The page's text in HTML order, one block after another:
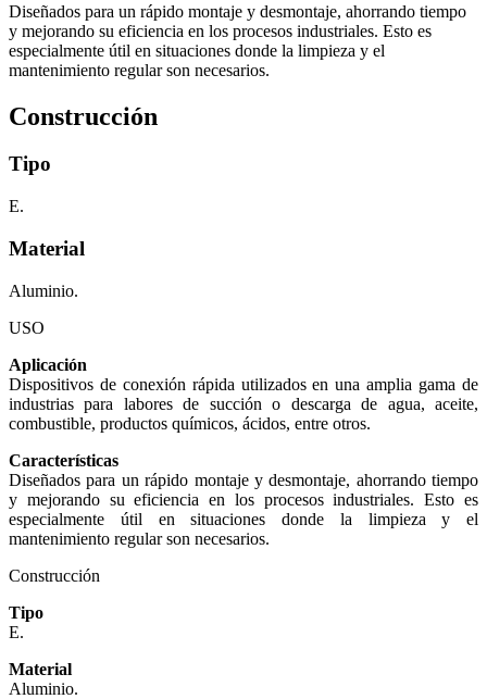
Diseñados para un rápido montaje y desmontaje, ahorrando tiempo
y mejorando su eficiencia en los procesos industriales. Esto es
especialmente útil en situaciones donde la limpieza y el
mantenimiento regular son necesarios.
Construcción
Tipo
E.
Material
Aluminio.
USO
Aplicación
Dispositivos de conexión rápida utilizados en una amplia gama de
industrias para labores de succión o descarga de agua, aceite,
combustible, productos químicos, ácidos, entre otros.
Características
Diseñados para un rápido montaje y desmontaje, ahorrando tiempo
y mejorando su eficiencia en los procesos industriales. Esto es
especialmente útil en situaciones donde la limpieza y el
mantenimiento regular son necesarios.
Construcción
Tipo
E.
Material
Aluminio.